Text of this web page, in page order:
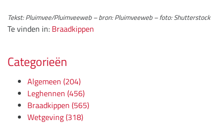
Tekst: Pluimvee/Pluimveeweb – bron: Pluimveeweb – foto: Shutterstock
Te vinden in: Braadkippen
Categorieën
Algemeen (204)
Leghennen (456)
Braadkippen (565)
Wetgeving(318)